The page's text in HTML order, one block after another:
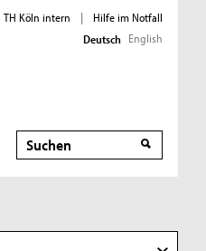
TH Köln intern |
Hilfe im Notfall
Deutsch English
Suche